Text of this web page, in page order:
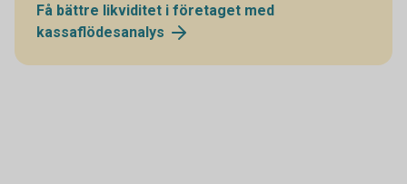
Få bättre likviditet i företaget med
kassaflödesanalys